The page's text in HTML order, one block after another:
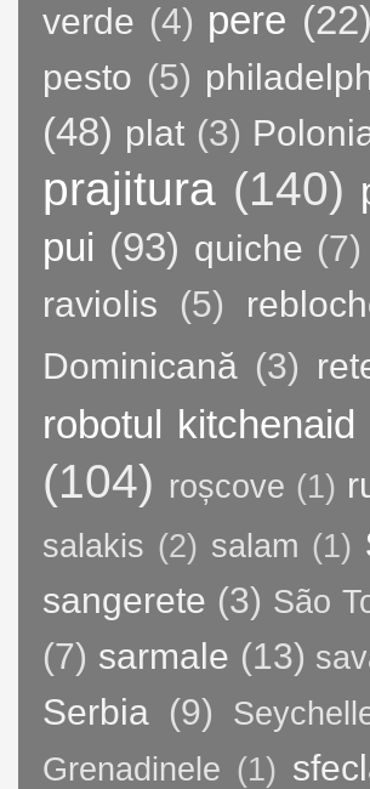
verde (4) pere (22)
pesto (5)
(48) plat (3)
prajitura (140)
pui (93) quiche (7)
raviolis
(5)
Dominicană (3)
robotul kitchenaid
(104) roșcove (1)
salakis (2) salam (1)
sangerete (3) São
(7) sarmale (13)
Serbia (9)
Grenadinele (1)